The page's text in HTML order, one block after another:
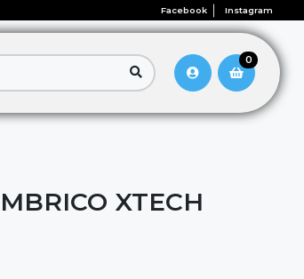
Facebook Instagram
0
XTECH